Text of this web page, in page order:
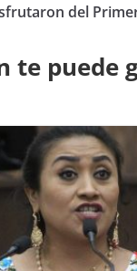
del
te puede